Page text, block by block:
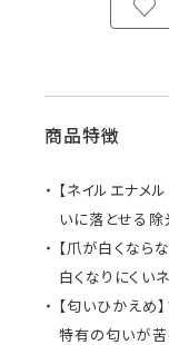
商品特徴
【ネイルエナメ
いに落とせる除
【爪が白くなら
白くなりにくい
【匂いひかえめ
特有の匂いが苦